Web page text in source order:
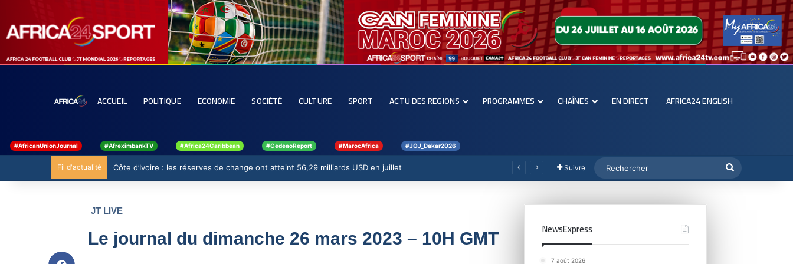
ACCUEIL POLITIQUE ECONOMIE SOCIÉTÉ CULTURE SPORT ACTU DES REGIONS PROGRAMMES CHAÎNES EN DIRECT AFRICA24 ENGLISH
#AfricanUnionJournal #AfreximbankTV #Africa24Caribbean #CedeaoReport #MarocAfrica #JOJ_Dakar2026
Fil d'actualité Côte d’Ivoire : les réserves de change ont atteint 56,29 milliards USD en juillet Suivre
JT LIVE
Le journal du dimanche 26 mars 2023 – 10H GMT NewsExpress
7 août 2026